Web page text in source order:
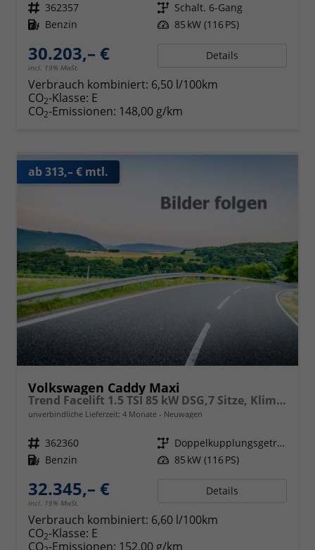
Fahrzeugnr. 362357 Getriebe Schalt. 6-Gang
Kraftstoff Benzin Leistung 85 kW (116 PS)
30.203,– €
incl. 19% MwSt.
Details
Verbrauch kombiniert: 6,50 l/100km
CO2-Klasse: E
CO2-Emissionen: 148,00 g/km
ab 313,– € mtl.
Volkswagen Caddy Maxi
Trend Facelift 1.5 TSI 85 kW DSG,7 Sitze, Klimautomatik, Zuziehhilfe für Schiebetüren u. Heckklppe, App Connevt, Digital Cockpit PRO, PDC v+h, Full Assistenzsysteme, Radio, Navigationsvorbereitung
unverbindliche Lieferzeit: 4 Monate Neuwagen
Fahrzeugnr. 362360 Getriebe
Doppelkupplungsgetriebe (DSG)
Kraftstoff Benzin Leistung 85 kW (116 PS)
32.345,– €
incl. 19% MwSt.
Details
Verbrauch kombiniert: 6,60 l/100km
CO2-Klasse: E
CO -Emissionen: 152,00 g/km